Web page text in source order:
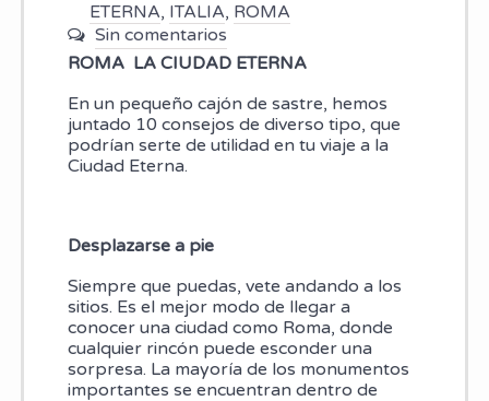
ETERNA, ITALIA, ROMA
Sin comentarios
ROMA LA CIUDAD ETERNA
En un pequeño cajón de sastre, hemos
juntado 10 consejos de diverso tipo, que
podrían serte de utilidad en tu viaje a la
Ciudad Eterna.
Desplazarse a pie
Siempre que puedas, vete andando a los
sitios. Es el mejor modo de llegar a
conocer una ciudad como Roma, donde
cualquier rincón puede esconder una
sorpresa. La mayoría de los monumentos
importantes se encuentran dentro de